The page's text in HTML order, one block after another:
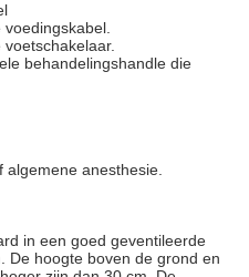
behandelingshandle die
anesthesie.
in een goed geventileerde
De hoogte boven de grond en